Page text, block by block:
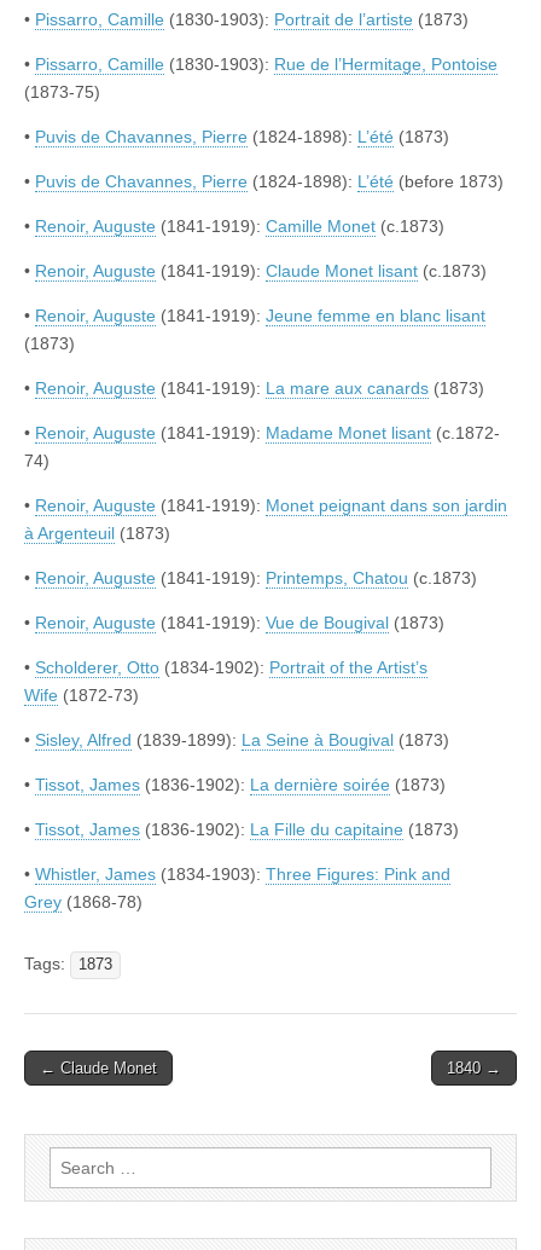
• Pissarro, Camille (1830-1903): Portrait de l’artiste (1873)
• Pissarro, Camille (1830-1903): Rue de l’Hermitage, Pontoise
(1873-75)
• Puvis de Chavannes, Pierre (1824-1898): L’été (1873)
• Puvis de Chavannes, Pierre (1824-1898): L’été (before 1873)
• Renoir, Auguste (1841-1919): Camille Monet (c.1873)
• Renoir, Auguste (1841-1919): Claude Monet lisant (c.1873)
• Renoir, Auguste (1841-1919): Jeune femme en blanc lisant
(1873)
• Renoir, Auguste (1841-1919): La mare aux canards (1873)
• Renoir, Auguste (1841-1919): Madame Monet lisant (c.1872-
74)
• Renoir, Auguste (1841-1919): Monet peignant dans son jardin
à Argenteuil (1873)
• Renoir, Auguste (1841-1919): Printemps, Chatou (c.1873)
• Renoir, Auguste (1841-1919): Vue de Bougival (1873)
• Scholderer, Otto (1834-1902): Portrait of the Artist’s
Wife (1872-73)
• Sisley, Alfred (1839-1899): La Seine à Bougival (1873)
• Tissot, James (1836-1902): La dernière soirée (1873)
• Tissot, James (1836-1902): La Fille du capitaine (1873)
• Whistler, James (1834-1903): Three Figures: Pink and
Grey (1868-78)
Tags: 1873
Post
← Claude Monet 1840 →
Search
for: